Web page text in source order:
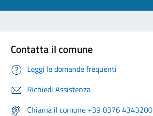
Contatta il comune
Leggi le domande frequenti
Richiedi Assistenza
Chiama il comune +39 0376 4343200